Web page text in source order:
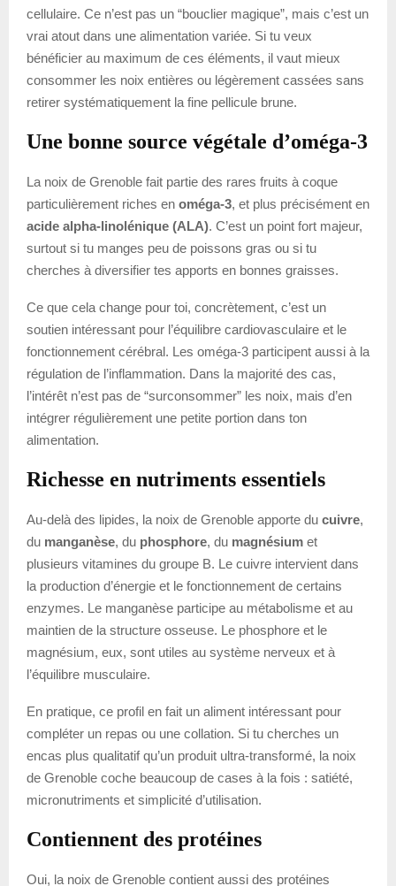
cellulaire. Ce n’est pas un “bouclier magique”, mais c’est un
vrai atout dans une alimentation variée. Si tu veux
bénéficier au maximum de ces éléments, il vaut mieux
consommer les noix entières ou légèrement cassées sans
retirer systématiquement la fine pellicule brune.
Une bonne source végétale d’oméga-3
La noix de Grenoble fait partie des rares fruits à coque
particulièrement riches en oméga-3, et plus précisément en
acide alpha-linolénique (ALA). C’est un point fort majeur,
surtout si tu manges peu de poissons gras ou si tu
cherches à diversifier tes apports en bonnes graisses.
Ce que cela change pour toi, concrètement, c’est un
soutien intéressant pour l’équilibre cardiovasculaire et le
fonctionnement cérébral. Les oméga-3 participent aussi à la
régulation de l’inflammation. Dans la majorité des cas,
l’intérêt n’est pas de “surconsommer” les noix, mais d’en
intégrer régulièrement une petite portion dans ton
alimentation.
Richesse en nutriments essentiels
Au-delà des lipides, la noix de Grenoble apporte du cuivre,
du manganèse, du phosphore, du magnésium et
plusieurs vitamines du groupe B. Le cuivre intervient dans
la production d’énergie et le fonctionnement de certains
enzymes. Le manganèse participe au métabolisme et au
maintien de la structure osseuse. Le phosphore et le
magnésium, eux, sont utiles au système nerveux et à
l’équilibre musculaire.
En pratique, ce profil en fait un aliment intéressant pour
compléter un repas ou une collation. Si tu cherches un
encas plus qualitatif qu’un produit ultra-transformé, la noix
de Grenoble coche beaucoup de cases à la fois : satiété,
micronutriments et simplicité d’utilisation.
Contiennent des protéines
Oui, la noix de Grenoble contient aussi des protéines